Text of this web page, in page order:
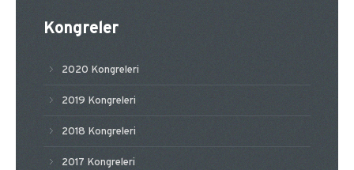
Kongreler
2020 Kongreleri
2019 Kongreleri
2018 Kongreleri
2017 Kongreleri